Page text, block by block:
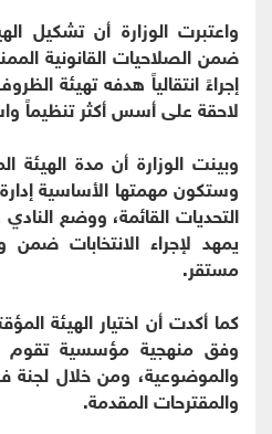
واعتبرت الوزارة أن تشكيل
ضمن الصلاحيات القانونية
إجراءً انتقالياً هدفه تهيئة
لاحقة على أسس أكثر تنظيماً
وبينت الوزارة أن مدة الهيئة
وستكون مهمتها الأساسية إدارة
التحديات القائمة، ووضع
يمهد لإجراء الانتخابات
مستقر.
كما أكدت أن اختيار الهيئة
وفق منهجية مؤسسية تقوم
والموضوعية، ومن خلال
والمقترحات المقدمة.